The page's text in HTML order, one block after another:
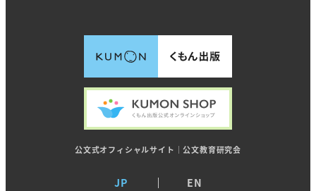
公文式オフィシャルサイト｜公文教育研究会
JP EN